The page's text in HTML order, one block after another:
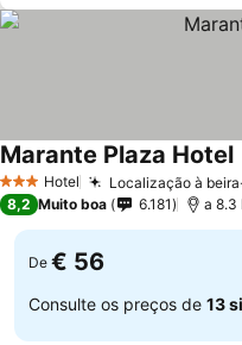
3 EstrelasHotel Localização à
Marante Plaza Hotel
8,2 Muito boa 6.181 a 8.3
De € 56
Consulte os preços de 13